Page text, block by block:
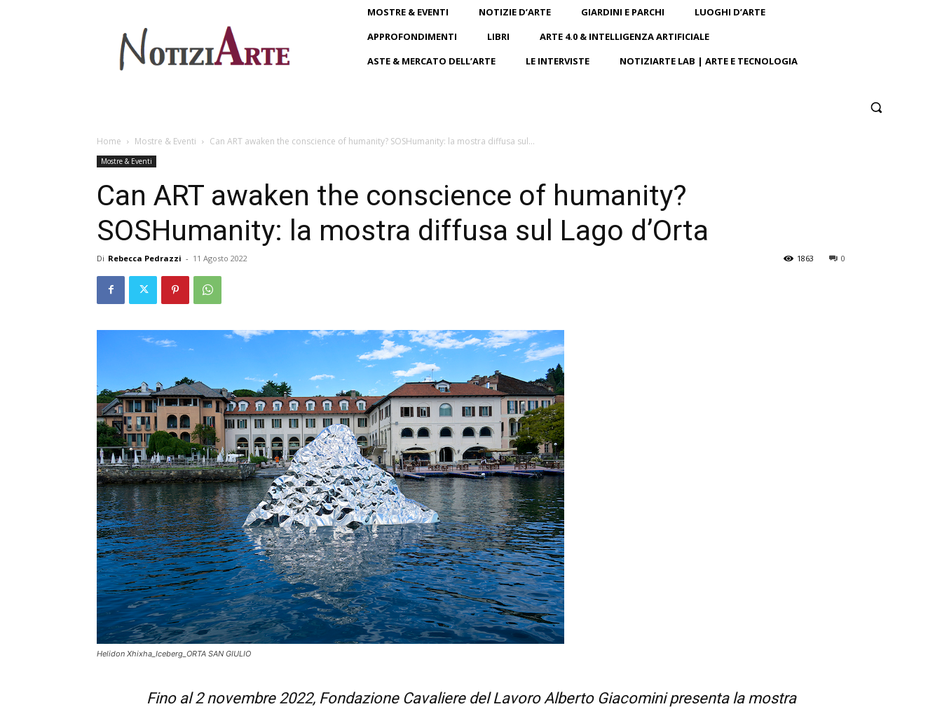
MOSTRE & EVENTI NOTIZIE D’ARTE GIARDINI E PARCHI
LUOGHI D’ARTE
APPROFONDIMENTI
LIBRI
ARTE 4.0 & INTELLIGENZA ARTIFICIALE
ASTE & MERCATO DELL’ARTE
LE INTERVISTE NOTIZIARTE LAB | ARTE E TECNOLOGIA
Home Mostre & Eventi Can ART awaken the conscience of humanity? SOSHumanity: la mostra diffusa sul...
Mostre & Eventi
Can ART awaken the conscience of humanity?
SOSHumanity: la mostra diffusa sul Lago d’Orta
Di Rebecca Pedrazzi - 11 Agosto 2022 0
1863
Helidon Xhixha_Iceberg_ORTA SAN GIULIO
Fino al 2 novembre 2022, Fondazione Cavaliere del Lavoro Alberto Giacomini presenta la mostra